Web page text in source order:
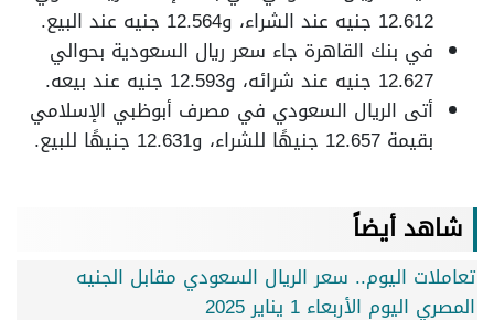
12.612 جنيه عند الشراء، و12.564 جنيه عند البيع.
في بنك القاهرة جاء سعر ريال السعودية بحوالي
12.627 جنيه عند شرائه، و12.593 جنيه عند بيعه.
أتى الريال السعودي في مصرف أبوظبي الإسلامي
بقيمة 12.657 جنيهًا للشراء، و12.631 جنيهًا للبيع.
شاهد أيضاً
تعاملات اليوم.. سعر الريال السعودي مقابل الجنيه
المصري اليوم الأربعاء 1 يناير 2025